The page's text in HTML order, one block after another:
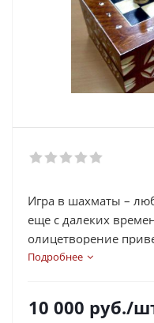
Игра в шахматы –
еще с далеких
олицетворение
неувядающая
весь мир. Шахматы –
Подробнее
10 000 руб./